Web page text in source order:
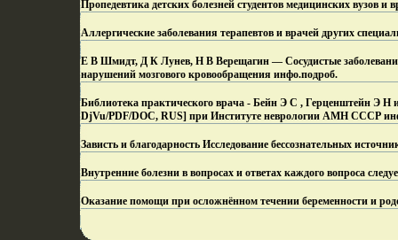
Пропедевтика детских болезней студентов медицинских вузов и
Аллергические заболевания терапевтов и врачей других
Е В Шмидт, Д К Лунев, Н В Верещагин — Сосудистые
нарушений мозгового кровообращения инфо.подроб.
Библиотека практического врача - Бейн Э С , Герценштейн Э Н
DjVu/PDF/DOC, RUS] при Институте неврологии АМН СССР
Зависть и благодарность Исследование бессознательных
Внутренние болезни в вопросах и ответах каждого вопроса
Оказание помощи при осложнённом течении беременности и